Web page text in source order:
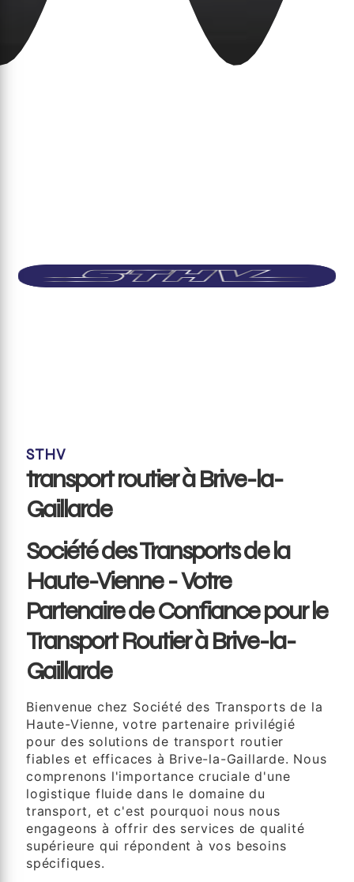
STHV
transport routier à Brive-la-
Gaillarde
Société des Transports de la
Haute-Vienne - Votre
Partenaire de Confiance pour le
Transport Routier à Brive-la-
Gaillarde
Bienvenue chez Société des Transports de la
Haute-Vienne, votre partenaire privilégié
pour des solutions de transport routier
fiables et efficaces à Brive-la-Gaillarde. Nous
comprenons l'importance cruciale d'une
logistique fluide dans le domaine du
transport, et c'est pourquoi nous nous
engageons à offrir des services de qualité
supérieure qui répondent à vos besoins
spécifiques.